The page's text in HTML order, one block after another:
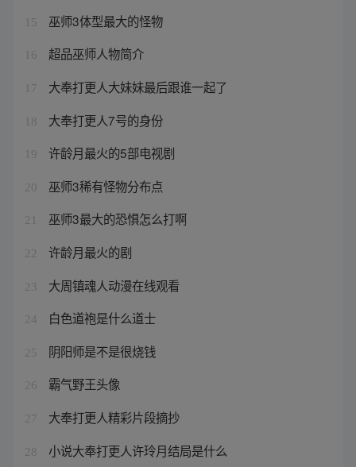
15 巫师3体型最大的怪物
16 超品巫师人物简介
17 大奉打更人大妹妹最后跟谁一起了
18 大奉打更人7号的身份
19 许龄月最火的5部电视剧
20 巫师3稀有怪物分布点
21 巫师3最大的恐惧怎么打啊
22 许龄月最火的剧
23 大周镇魂人动漫在线观看
24 白色道袍是什么道士
25 阴阳师是不是很烧钱
26 霸气野王头像
27 大奉打更人精彩片段摘抄
28 小说大奉打更人许玲月结局是什么